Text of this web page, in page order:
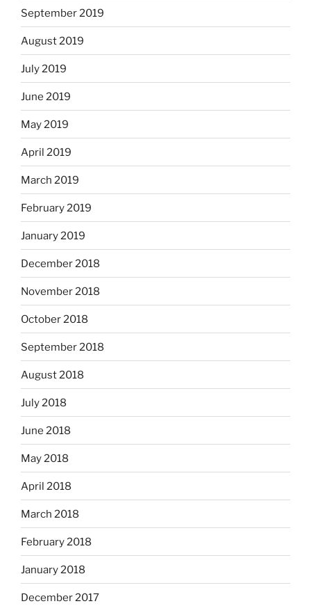
September 2019
August 2019
July 2019
June 2019
May 2019
April 2019
March 2019
February 2019
January 2019
December 2018
November 2018
October 2018
September 2018
August 2018
July 2018
June 2018
May 2018
April 2018
March 2018
February 2018
January 2018
December 2017